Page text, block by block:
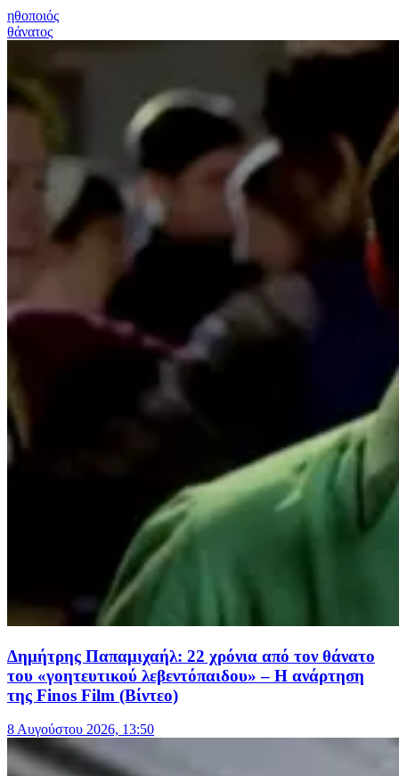
ηθοποιός
θάνατος
Δημήτρης Παπαμιχαήλ: 22 χρόνια από τον θάνατο
του «γοητευτικού λεβεντόπαιδου» – Η ανάρτηση
της Finos Film (Βίντεο)
8 Αυγούστου 2026, 13:50